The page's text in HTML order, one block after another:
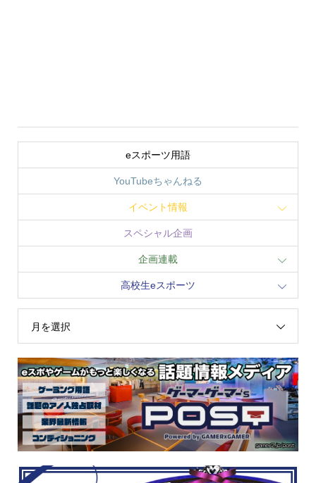
eスポーツ用語
YouTubeちゃんねる
イベント情報
スペシャル企画
企画連載
高校生eスポーツ
月を選択